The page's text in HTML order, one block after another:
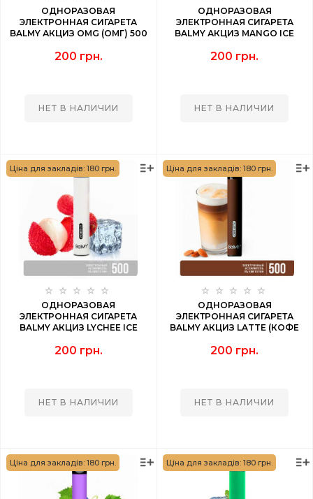
ОДНОРАЗОВАЯ
ЭЛЕКТРОННАЯ СИГАРЕТА
BALMY АКЦИЗ OMG (ОМГ) 500
200 грн.
НЕТ В НАЛИЧИИ
ОДНОРАЗОВАЯ
ЭЛЕКТРОННАЯ СИГАРЕТА
BALMY АКЦИЗ MANGO ICE
200 грн.
НЕТ В НАЛИЧИИ
Ціна для закладів: 180 грн.
ОДНОРАЗОВАЯ
ЭЛЕКТРОННАЯ СИГАРЕТА
BALMY АКЦИЗ LYCHEE ICE
200 грн.
НЕТ В НАЛИЧИИ
Ціна для закладів: 180 грн.
ОДНОРАЗОВАЯ
ЭЛЕКТРОННАЯ СИГАРЕТА
BALMY АКЦИЗ LATTE (КОФЕ
200 грн.
НЕТ В НАЛИЧИИ
Ціна для закладів: 180 грн. Ціна для закладів: 180 грн.